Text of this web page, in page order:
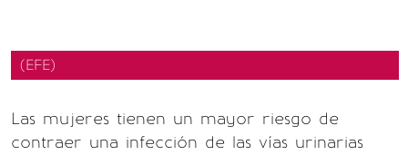
(EFE)
Las mujeres tienen un mayor riesgo de
contraer una infección de las vías urinarias